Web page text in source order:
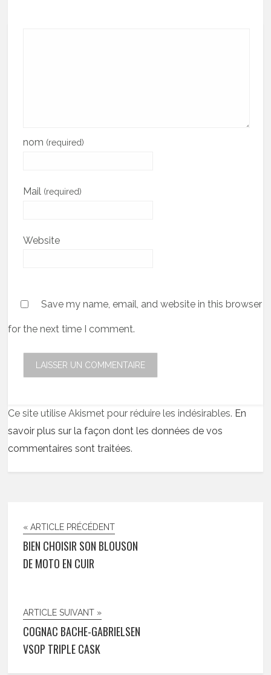
nom (required)
Mail (required)
Website
Save my name, email, and website in this browser
for the next time I comment.
Ce site utilise Akismet pour réduire les indésirables. En
savoir plus sur la façon dont les données de vos
commentaires sont traitées.
« ARTICLE PRÉCÉDENT
BIEN CHOISIR SON BLOUSON
DE MOTO EN CUIR
ARTICLE SUIVANT »
COGNAC BACHE-GABRIELSEN
VSOP TRIPLE CASK